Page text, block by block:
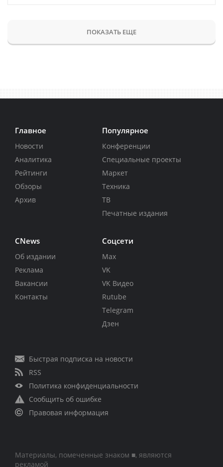
ПОКАЗАТЬ ЕЩЕ
Главное
Новости
Аналитика
Рейтинги
Обзоры
Архив
Популярное
Конференции
Специальные проекты
Маркет
Техника
ТВ
Печатные издания
CNews
Об издании
Реклама
Вакансии
Контакты
Соцсети
Max
VK
VK Видео
Rutube
Telegram
Дзен
Быстрая подписка на новости
RSS
Политика конфиденциальности
Сообщить об ошибке
Правовая информация
Материалы, помеченные знаком ■, являются
рекламой